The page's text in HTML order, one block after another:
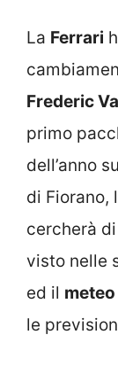
La Ferrari
Frederic
primo
dell’anno
di Fiorano,
cercherà
visto nelle
ed il meteo
le